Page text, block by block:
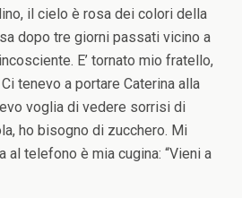
il cielo è rosa dei colori della
dopo tre giorni passati vicino a
E’ tornato mio fratello,
tenevo a portare Caterina alla
voglia di vedere sorrisi di
ho bisogno di zucchero. Mi
al telefono è mia cugina: “Vieni a